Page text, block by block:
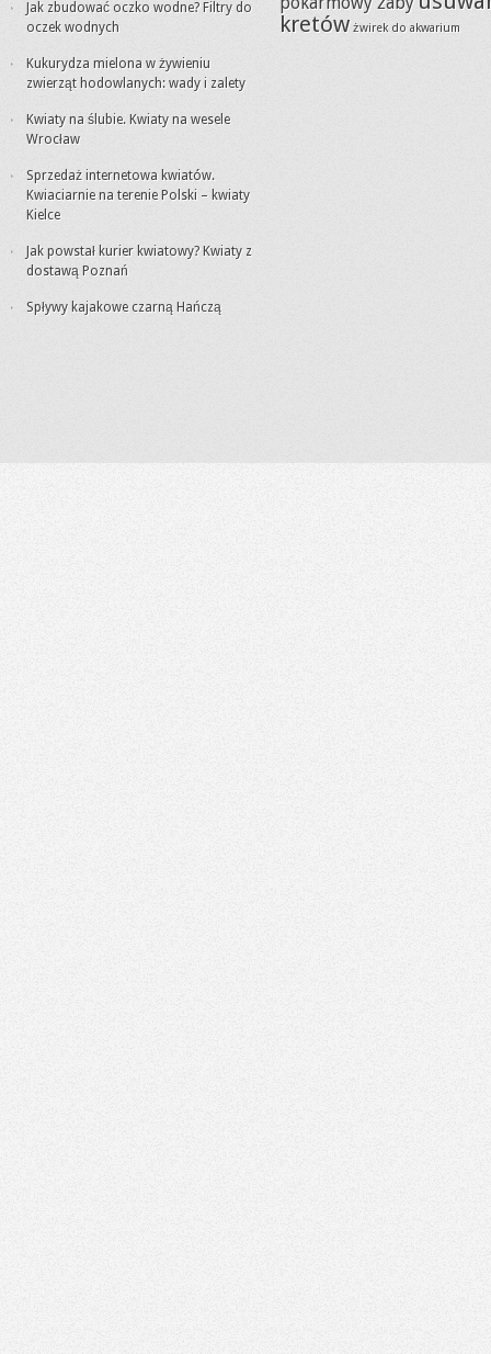
Jak zbudować oczko wodne? Filtry do
oczek wodnych
Kukurydza mielona w żywieniu
zwierząt hodowlanych: wady i zalety
Kwiaty na ślubie. Kwiaty na wesele
Wrocław
Sprzedaż internetowa kwiatów.
Kwiaciarnie na terenie Polski – kwiaty
Kielce
Jak powstał kurier kwiatowy? Kwiaty z
dostawą Poznań
Spływy kajakowe czarną Hańczą
kretów żwirek do akwarium